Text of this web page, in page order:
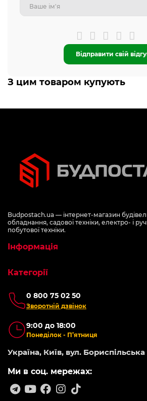
Відправити свій
З цим товаром купують
Budpostach.ua — інтернет-магазин
обладнання, садової техніки, електро- і
побутової техніки.
0 800 75 02 50
Зворотній дзвінок
9:00 до 18:00
Понеділок - П’ятниця
Україна, Київ, вул.
Ми в соц. мережах:
Інформація
Категорії